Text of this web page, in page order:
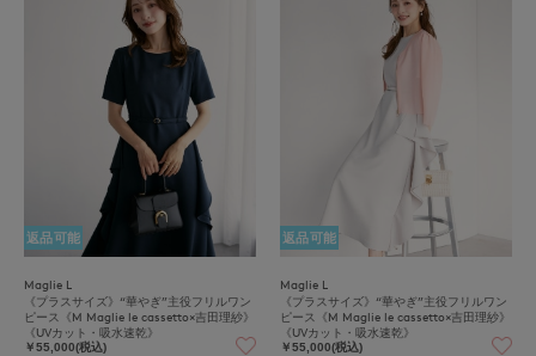
返品可能
Maglie L
《プラスサイズ》“華やぎ”主役フリルワン
ピース《M Maglie le cassetto×吉田理紗》
《UVカット・吸水速乾》
￥55,000(税込)
返品可能
Maglie L
《プラスサイズ》“華やぎ”主役フリルワン
ピース《M Maglie le cassetto×吉田理紗》
《UVカット・吸水速乾》
￥55,000(税込)